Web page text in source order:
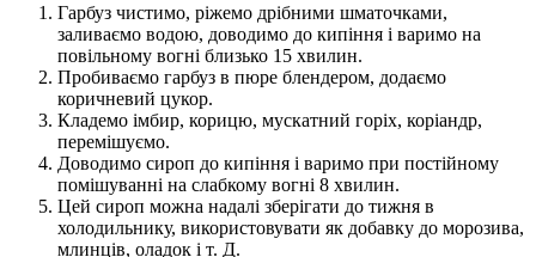
Гарбуз чистимо, ріжемо дрібними шматочками,
заливаємо водою, доводимо до кипіння і варимо на
повільному вогні близько 15 хвилин.
Пробиваємо гарбуз в пюре блендером, додаємо
коричневий цукор.
Кладемо імбир, корицю, мускатний горіх, коріандр,
перемішуємо.
Доводимо сироп до кипіння і варимо при постійному
помішуванні на слабкому вогні 8 хвилин.
Цей сироп можна надалі зберігати до тижня в
холодильнику, використовувати як добавку до морозива,
млинців, оладок і т. Д.